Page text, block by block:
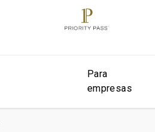
Para
empresas